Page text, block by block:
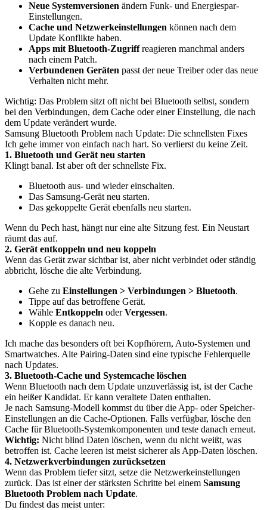
Neue Systemversionen ändern Funk- und Energiespar-
Einstellungen.
Cache und Netzwerkeinstellungen können nach dem
Update Konflikte haben.
Apps mit Bluetooth-Zugriffreagieren manchmal anders
nach einem Patch.
Verbundenen Geräten passt der neue Treiber oder das neue
Verhalten nicht mehr.
Wichtig: Das Problem sitzt oft nicht bei Bluetooth selbst, sondern
bei den Verbindungen, dem Cache oder einer Einstellung, die nach
dem Update verändert wurde.
Samsung Bluetooth Problem nach Update: Die schnellsten Fixes
Ich gehe immer von einfach nach hart. So verlierst du keine Zeit.
1. Bluetooth und Gerät neu starten
Klingt banal. Ist aber oft der schnellste Fix.
Bluetooth aus- und wieder einschalten.
Das Samsung-Gerät neu starten.
Das gekoppelte Gerät ebenfalls neu starten.
Wenn du Pech hast, hängt nur eine alte Sitzung fest. Ein Neustart
räumt das auf.
2. Gerät entkoppeln und neu koppeln
Wenn das Gerät zwar sichtbar ist, aber nicht verbindet oder ständig
abbricht, lösche die alte Verbindung.
Gehe zu Einstellungen > Verbindungen > Bluetooth.
Tippe auf das betroffene Gerät.
Wähle Entkoppeln oderVergessen.
Kopple es danach neu.
Ich mache das besonders oft bei Kopfhörern, Auto-Systemen und
Smartwatches. Alte Pairing-Daten sind eine typische Fehlerquelle
nach Updates.
3. Bluetooth-Cache und Systemcache löschen
Wenn Bluetooth nach dem Update unzuverlässig ist, ist der Cache
ein heißer Kandidat. Er kann veraltete Daten enthalten.
Je nach Samsung-Modell kommst du über die App- oder Speicher-
Einstellungen an die Cache-Optionen. Falls verfügbar, lösche den
Cache für Bluetooth-Systemkomponenten und teste danach erneut.
Wichtig: Nicht blind Daten löschen, wenn du nicht weißt, was
betroffen ist. Cache leeren ist meist sicherer als App-Daten löschen.
4. Netzwerkverbindungen zurücksetzen
Wenn das Problem tiefer sitzt, setze die Netzwerkeinstellungen
zurück. Das ist einer der stärksten Schritte bei einem Samsung
Bluetooth Problem nach Update.
Du findest das meist unter: